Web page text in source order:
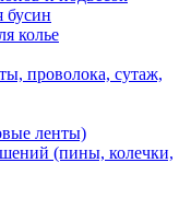
бусин
колье
проволока, сутаж,
ленты)
(пины, колечки,